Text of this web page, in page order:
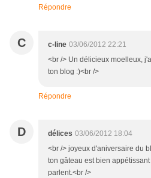
Répondre
C c-line 03/06/2012 22:21
<br /> Un délicieux moelleux,
ton blog :)<br />
Répondre
D délices 03/06/2012 18:04
<br /> joyeux d'aniversaire du
ton gâteau est bien
parlent.<br />